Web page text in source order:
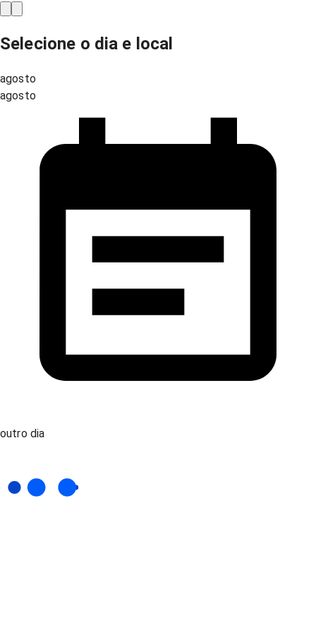
Selecione o dia e local
agosto
agosto
outro dia